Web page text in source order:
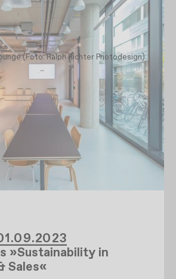
(Foto: Ralph Richter Photodesign)
»Sustainability in
Sales«